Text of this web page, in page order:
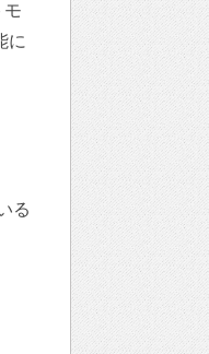
モ
に
る